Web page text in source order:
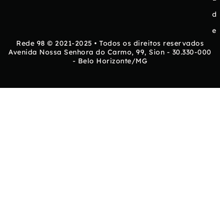
d
e
Rede 98 © 2021-2025 • Todos os direitos reservados
Avenida Nossa Senhora do Carmo, 99, Sion - 30.330-000
- Belo Horizonte/MG